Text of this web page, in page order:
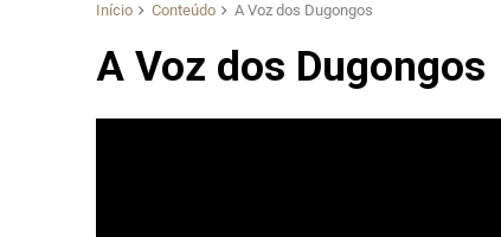
Início Conteúdo A Voz dos Dugongos
A Voz dos Dugongos